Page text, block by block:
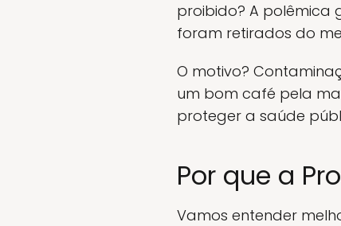
proibido? A polêmica
foram retirados do
O motivo?
um bom café pela
proteger a saúde
Por que a
Vamos entender